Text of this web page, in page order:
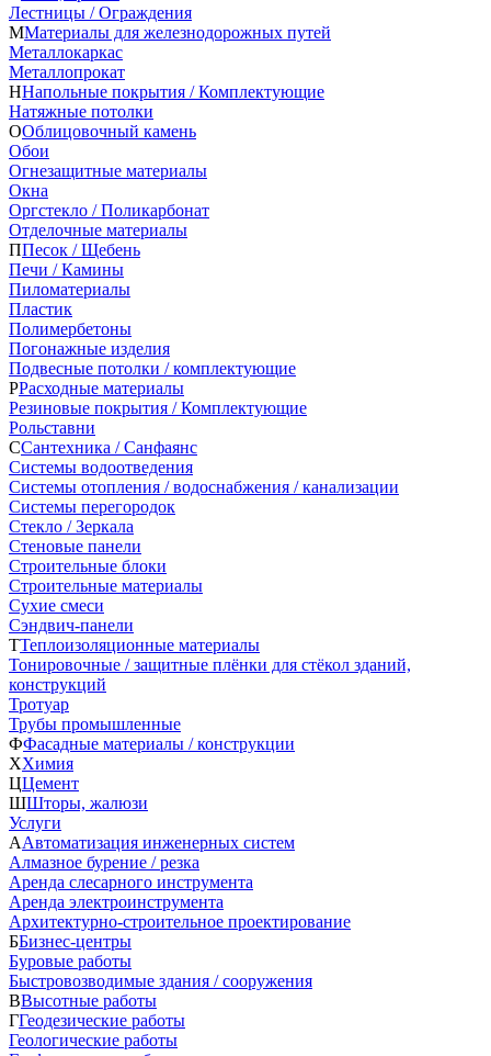
Лестницы / Ограждения
ММатериалы для железнодорожных путей
Металлокаркас
Металлопрокат
ННапольные покрытия / Комплектующие
Натяжные потолки
ООблицовочный камень
Обои
Огнезащитные материалы
Окна
Оргстекло / Поликарбонат
Отделочные материалы
ППесок / Щебень
Печи / Камины
Пиломатериалы
Пластик
Полимербетоны
Погонажные изделия
Подвесные потолки / комплектующие
РРасходные материалы
Резиновые покрытия / Комплектующие
Рольставни
ССантехника / Санфаянс
Системы водоотведения
Системы отопления / водоснабжения / канализации
Системы перегородок
Стекло / Зеркала
Стеновые панели
Строительные блоки
Строительные материалы
Сухие смеси
Сэндвич-панели
ТТеплоизоляционные материалы
Тонировочные / защитные плёнки для стёкол зданий,
конструкций
Тротуар
Трубы промышленные
ФФасадные материалы / конструкции
ХХимия
ЦЦемент
ШШторы, жалюзи
Услуги
ААвтоматизация инженерных систем
Алмазное бурение / резка
Аренда слесарного инструмента
Аренда электроинструмента
Архитектурно-строительное проектирование
ББизнес-центры
Буровые работы
Быстровозводимые здания / сооружения
ВВысотные работы
ГГеодезические работы
Геологические работы